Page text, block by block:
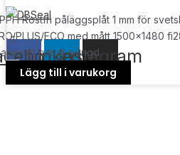
© Copyright 2026 | Webb av
Linkedin
Instagram
-
Rostfri påläggsplåt 1 mm för
PLUS/ECO med mått 1500x1480
rutnät mängd
Lägg till i varukorg